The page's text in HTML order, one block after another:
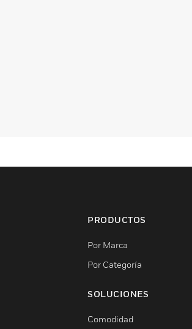
PRODUCTOS
Por Marca
Por Categoría
SOLUCIONES
Comodidad